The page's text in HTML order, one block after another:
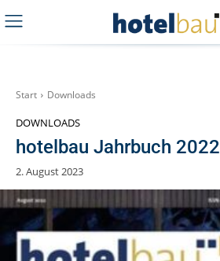
Start Downloads
DOWNLOADS
hotelbau Jahrbuch 2022
2. August 2023